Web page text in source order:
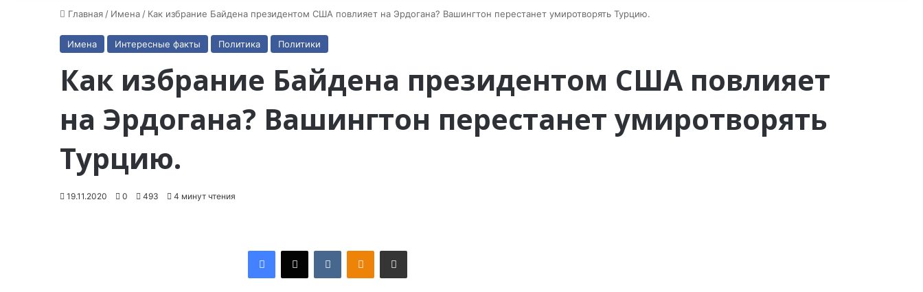
Главная / Имена / Как избрание Байдена президентом США повлияет на Эрдогана? Вашингтон перестанет умиротворять Турцию.
Имена Интересные факты Политика Политики
Как избрание Байдена президентом США повлияет
на Эрдогана? Вашингтон перестанет умиротворять
Турцию.
19.11.2020 0 493 4 минут чтения